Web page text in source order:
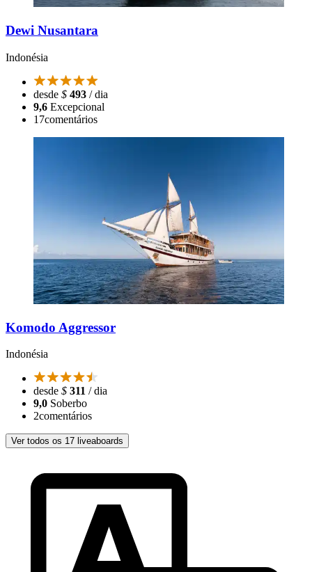
Dewi Nusantara
Indonésia
desde $ 493 / dia
9,6 Excepcional
17comentários
Komodo Aggressor
Indonésia
desde $ 311 / dia
9,0 Soberbo
2comentários
Ver todos os 17 liveaboards